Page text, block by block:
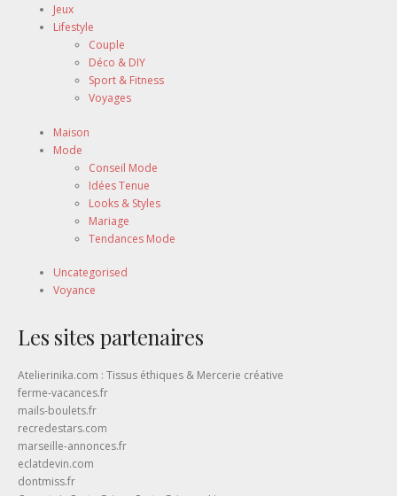
Jeux
Lifestyle
Couple
Déco & DIY
Sport & Fitness
Voyages
Maison
Mode
Conseil Mode
Idées Tenue
Looks & Styles
Mariage
Tendances Mode
Uncategorised
Voyance
Les sites partenaires
Atelierinika.com : Tissus éthiques & Mercerie créative
ferme-vacances.fr
mails-boulets.fr
recredestars.com
marseille-annonces.fr
eclatdevin.com
dontmiss.fr